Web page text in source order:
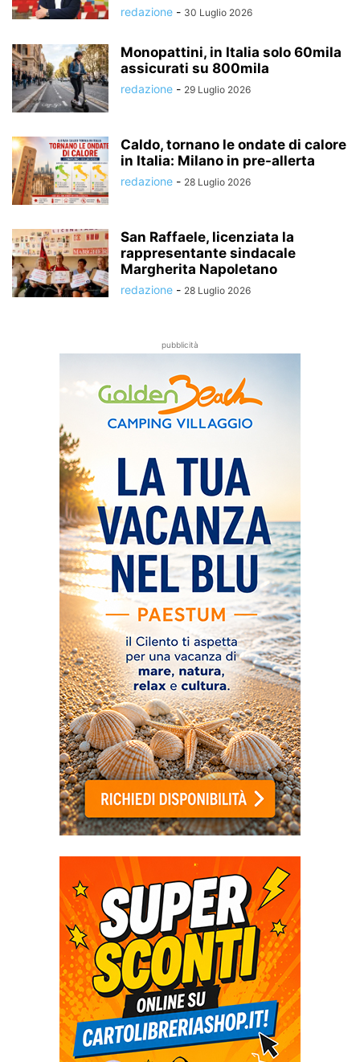
redazione - 30 Luglio 2026
Monopattini, in Italia solo 60mila
assicurati su 800mila
redazione - 29 Luglio 2026
Caldo, tornano le ondate di calore
in Italia: Milano in pre-allerta
redazione - 28 Luglio 2026
San Raffaele, licenziata la
rappresentante sindacale
Margherita Napoletano
redazione - 28 Luglio 2026
pubblicità